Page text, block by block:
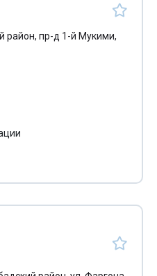
район, пр-д 1-й Мукими,